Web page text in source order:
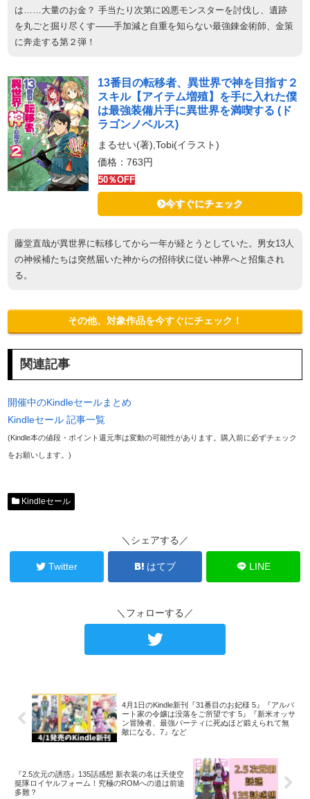
は……大量のお金？ 手当たり次第に凶悪モンスターを討伐し、遺跡
を丸ごと掘り尽くす――手加減と自重を知らない最強錬金術師、金策
に奔走する第２弾！
13番目の転移者、異世界で神を目指す２
スキル【アイテム増殖】を手に入れた僕
は最強装備片手に異世界を満喫する (ド
ラゴンノベルス)
まるせい(著),Tobi(イラスト)
価格：763円
50％OFF
今すぐにチェック
藤堂直哉が異世界に転移してから一年が経とうとしていた。男女13人
の神候補たちは突然届いた神からの招待状に従い神界へと招集され
る。
その他、対象作品を今すぐにチェック！
関連記事
開催中のKindleセールまとめ
Kindleセール 記事一覧
(Kindle本の値段・ポイント還元率は変動の可能性があります。購入前に必ずチェック
をお願いします。)
Kindleセール
＼シェアする／
Twitter はてブ LINE
＼フォローする／
4月1日のKindle新刊『31番目のお妃様 5』『アルバ
ート家の令嬢は没落をご所望です 5』『新米オッサ
ン冒険者、最強パーティに死ぬほど鍛えられて無
敵になる。7』など
『2.5次元の誘惑』135話感想 新衣装の名は天使空
挺隊ロイヤルフォーム！究極のROMへの道は前途
多難？